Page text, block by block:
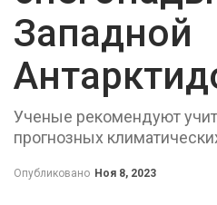
Западной
Ученые рекомендуют
прогнозных
Опубликовано Ноя 8, 2023